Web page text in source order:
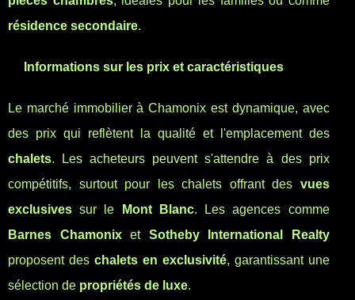
résidence secondaire.
Informations sur les prix et caractéristiques
Le marché immobilier à Chamonix est dynamique, avec
des prix qui reflètent la qualité et l'emplacement des
chalets. Les acheteurs peuvent s'attendre à des prix
compétitifs, surtout pour les chalets offrant des vues
exclusives sur le Mont Blanc. Les agences comme
Barnes Chamonixet Sotheby International Realty
proposent des chalets en exclusivité, garantissant une
sélection de propriétés de luxe.